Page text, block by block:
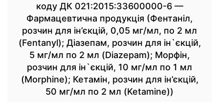
коду ДК 021:2015:33600000-6 —
Фармацевтична продукція (Фентаніл,
розчин для ін’єкцій, 0,05 мг/мл, по 2 мл
(Fentanyl); Діазепам, розчин для ін`єкцій,
5 мг/мл по 2 мл (Diazepam); Морфін,
розчин для ін`єкцій, 10 мг/мл по 1 мл
(Morphine); Кетамін, розчин для ін’єкцій,
50 мг/мл по 2 мл (Ketamine))